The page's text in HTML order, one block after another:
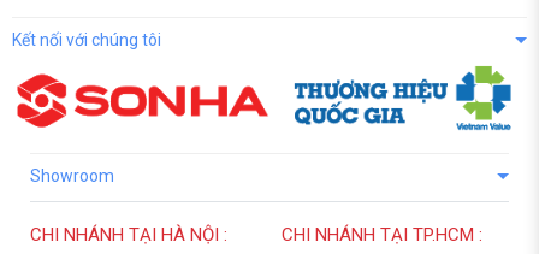
Kết nối với chúng tôi
Showroom
CHI NHÁNH TẠI HÀ NỘI :
CHI NHÁNH TẠI TP.HCM :